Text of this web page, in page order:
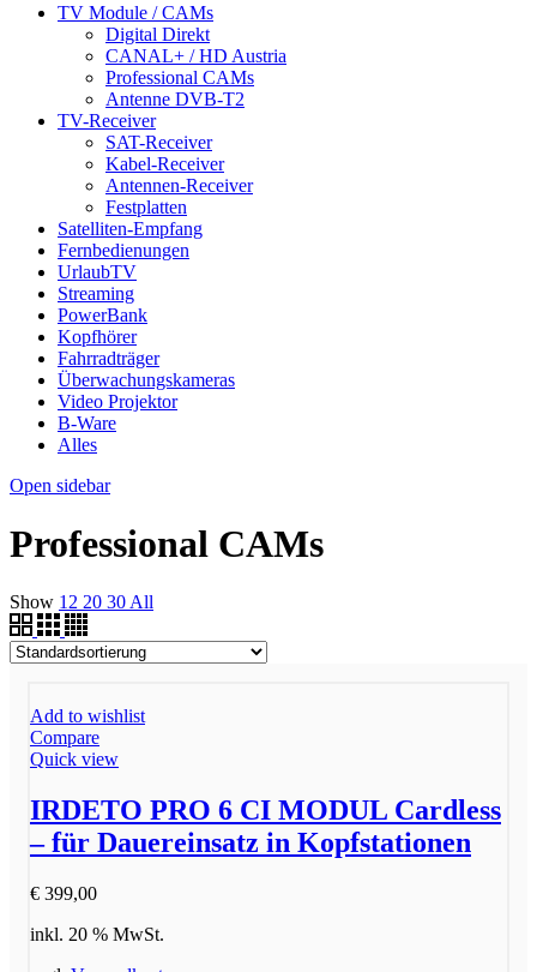
TV Module / CAMs
Digital Direkt
CANAL+ / HD Austria
Professional CAMs
Antenne DVB-T2
TV-Receiver
SAT-Receiver
Kabel-Receiver
Antennen-Receiver
Festplatten
Satelliten-Empfang
Fernbedienungen
UrlaubTV
Streaming
PowerBank
Kopfhörer
Fahrradträger
Überwachungskameras
Video Projektor
B-Ware
Alles
Open sidebar
Professional CAMs
Show 12 20 30All
Add to wishlist
Compare
Quick view
IRDETO PRO 6 CI MODUL Cardless
– für Dauereinsatz in Kopfstationen
€ 399,00
inkl. 20 % MwSt.